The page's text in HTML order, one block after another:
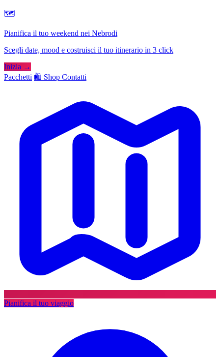
🗺
Pianifica il tuo weekend nei Nebrodi
Scegli date, mood e costruisci il tuo itinerario in 3 click
Inizia →
Pacchetti 🛍️ Shop Contatti
Pianifica il tuo viaggio